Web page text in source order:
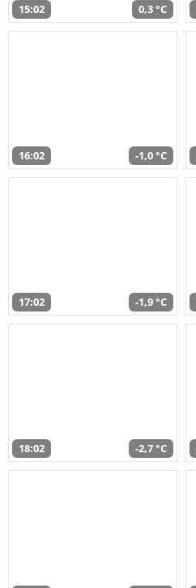
15:02 0,3 °C
16:02 -1,0 °C
17:02 -1,9 °C
18:02 -2,7 °C